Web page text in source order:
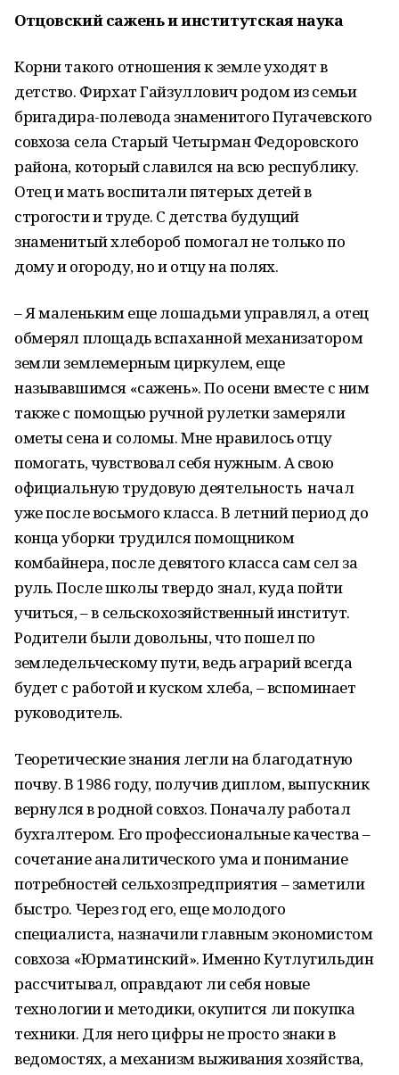
Отцовский сажень и институтская наука
Корни такого отношения к земле уходят в
детство. Фирхат Гайзуллович родом из семьи
бригадира-полевода знаменитого Пугачевского
совхоза села Старый Четырман Федоровского
района, который славился на всю республику.
Отец и мать воспитали пятерых детей в
строгости и труде. С детства будущий
знаменитый хлебороб помогал не только по
дому и огороду, но и отцу на полях.
– Я маленьким еще лошадьми управлял, а отец
обмерял площадь вспаханной механизатором
земли землемерным циркулем, еще
называвшимся «сажень». По осени вместе с ним
также с помощью ручной рулетки замеряли
ометы сена и соломы. Мне нравилось отцу
помогать, чувствовал себя нужным. А свою
официальную трудовую деятельность начал
уже после восьмого класса. В летний период до
конца уборки трудился помощником
комбайнера, после девятого класса сам сел за
руль. После школы твердо знал, куда пойти
учиться, – в сельскохозяйственный институт.
Родители были довольны, что пошел по
земледельческому пути, ведь аграрий всегда
будет с работой и куском хлеба, – вспоминает
руководитель.
Теоретические знания легли на благодатную
почву. В 1986 году, получив диплом, выпускник
вернулся в родной совхоз. Поначалу работал
бухгалтером. Его профессиональные качества –
сочетание аналитического ума и понимание
потребностей сельхозпредприятия – заметили
быстро. Через год его, еще молодого
специалиста, назначили главным экономистом
совхоза «Юрматинский». Именно Кутлугильдин
рассчитывал, оправдают ли себя новые
технологии и методики, окупится ли покупка
техники. Для него цифры не просто знаки в
ведомостях, а механизм выживания хозяйства,